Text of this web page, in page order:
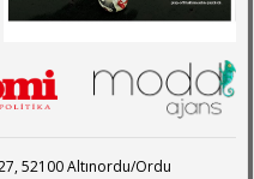
52100 Altınordu/Ordu